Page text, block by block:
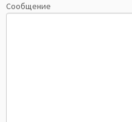
Сообщение